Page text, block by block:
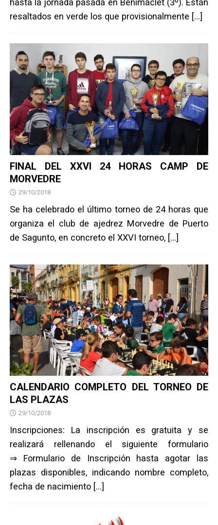
hasta la jornada pasada en Benimaclet (3º). Están
resaltados en verde los que provisionalmente […]
FINAL DEL XXVI 24 HORAS CAMP DE
MORVEDRE
29/10/2018
Se ha celebrado el último torneo de 24 horas que
organiza el club de ajedrez Morvedre de Puerto
de Sagunto, en concreto el XXVI torneo, […]
CALENDARIO COMPLETO DEL TORNEO DE
LAS PLAZAS
29/10/2018
Inscripciones: La inscripción es gratuita y se
realizará rellenando el siguiente formulario
⇒ Formulario de Inscripción hasta agotar las
plazas disponibles, indicando nombre completo,
fecha de nacimiento […]